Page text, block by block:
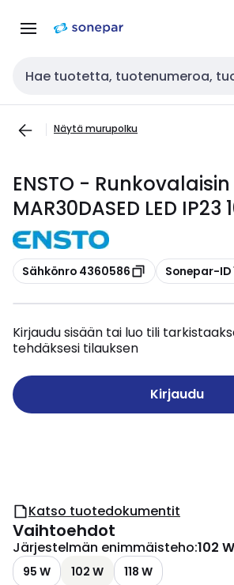
navigointiinsisältöön
Haku
Näytä murupolku
ENSTO -
MAR30DASED LED
Kopioi
Sähkönro 4360586 Kopioi
Sonepar-ID
Kirjaudu sisään tai luo tili
tehdäksesi tilauksen
Kirjaudu
Katso tuotedokumentit
Vaihtoehdot
Järjestelmän enimmäisteho:102 W
95 W 102 W 118 W